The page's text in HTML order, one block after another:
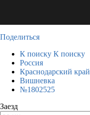
Поделиться
К поиску К поиску
Россия
Краснодарский край
Вишневка
№1802525
Заезд